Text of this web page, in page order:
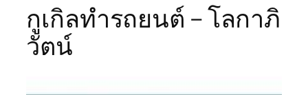
กูเกิลทำรถยนต์ – โลกาภิ
วัตน์